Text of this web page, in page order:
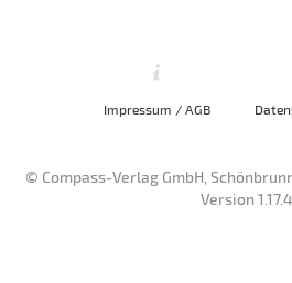
Impressum / AGB
© Compass-Verlag GmbH,
Version 1.17.4